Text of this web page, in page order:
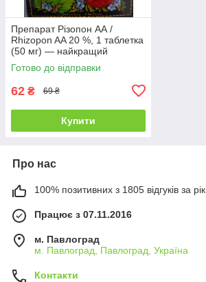
Препарат Різопон АА /
Rhizopon AA 20 %, 1 таблетка
(50 мг) — найкращий
укорінювач для рослин,
Rhizopon BV
Готово до відправки
62 ₴ 69 ₴
Купити
Про нас
100% позитивних з 1805 відгуків за рік
Працює з 07.11.2016
м. Павлоград
м. Павлоград, Павлоград, Україна
Контакти